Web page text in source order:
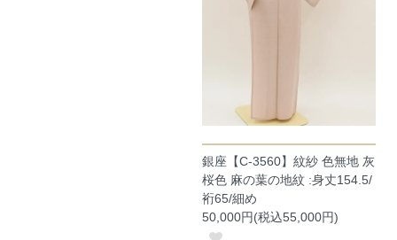
銀座【C-3560】紋紗 色無地 灰
桜色 麻の葉の地紋 :身丈154.5/
裄65/細め
50,000円(税込55,000円)